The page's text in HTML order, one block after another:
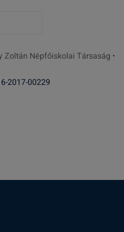
Népfőiskolai Társaság •
2017-00229